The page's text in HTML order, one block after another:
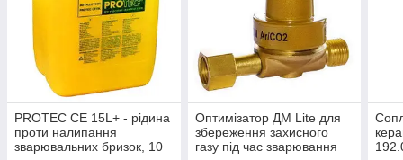
PROTEC CE 15L+ - рідина
проти налипання
зварювальних бризок, 10
Оптимізатор ДМ Lite для
збереження захисного
газу під час зварювання